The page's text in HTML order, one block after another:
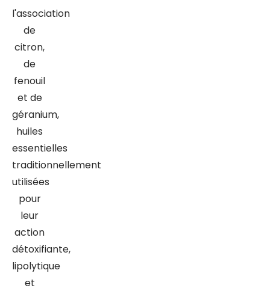
l'association
de
citron,
de
fenouil
et de
géranium,
huiles
essentielles
traditionnellement
utilisées
pour
leur
action
détoxifiante,
lipolytique
et